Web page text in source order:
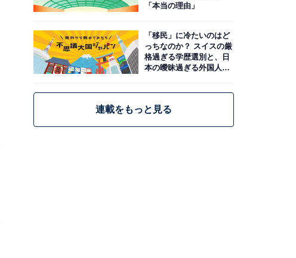
「本当の理由」
「移民」に冷たいのはど
っちなのか？ スイスの厳
格過ぎる学歴選別と、日
本の曖昧過ぎる外国人政
連載をもっと見る